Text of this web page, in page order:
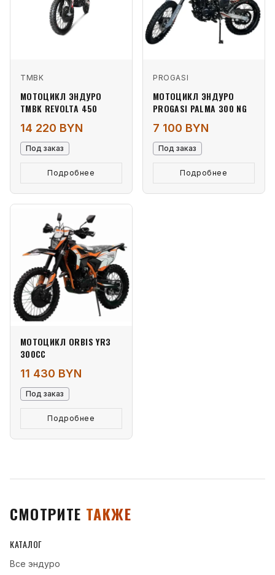
TMBK
МОТОЦИКЛ ЭНДУРО
TMBK REVOLTA 450
14 220 BYN
Под заказ
Подробнее
PROGASI
МОТОЦИКЛ ЭНДУРО
PROGASI PALMA 300 NG
7 100 BYN
Под заказ
Подробнее
МОТОЦИКЛ ORBIS YR3
300СС
11 430 BYN
Под заказ
Подробнее
СМОТРИТЕ ТАКЖЕ
КАТАЛОГ
Все эндуро